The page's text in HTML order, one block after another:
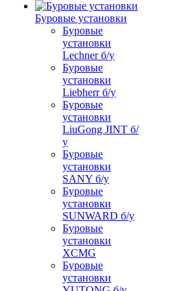
Буровые установки
Буровые
установки
Lechner б/у
Буровые
установки
Liebherr б/у
Буровые
установки
LiuGong JINT б/
у
Буровые
установки
SANY б/у
Буровые
установки
SUNWARD б/у
Буровые
установки
XCMG
Буровые
установки